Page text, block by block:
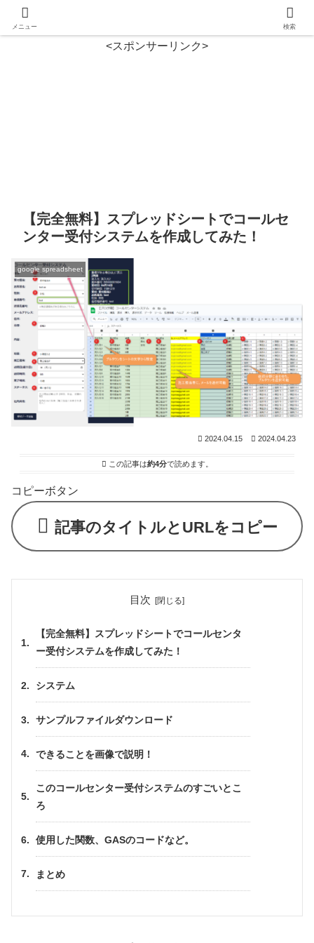
<スポンサーリンク>
【完全無料】スプレッドシートでコールセ
ンター受付システムを作成してみた！
google spreadsheet
2024.04.15 2024.04.23
この記事は約4分で読めます。
コピーボタン
記事のタイトルとURLをコピー
目次
【完全無料】スプレッドシートでコールセンタ
ー受付システムを作成してみた！
システム
サンプルファイルダウンロード
できることを画像で説明！
このコールセンター受付システムのすごいとこ
ろ
使用した関数、GASのコードなど。
まとめ
メニュー 検索